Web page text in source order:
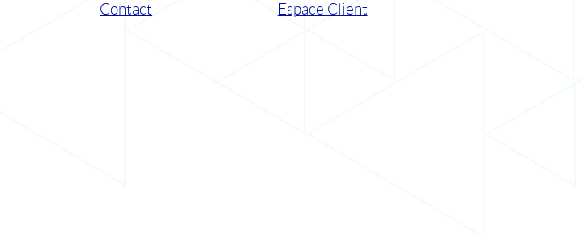
Contact Espace Client